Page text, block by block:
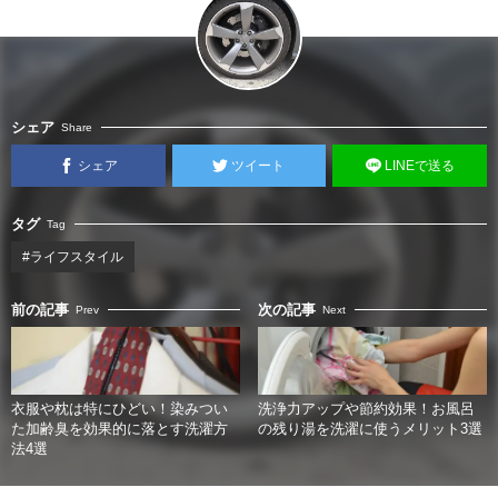
シェア Share
シェア ツイート LINEで送る
タグ Tag
#ライフスタイル
前の記事 Prev
衣服や枕は特にひどい！染みつい
た加齢臭を効果的に落とす洗濯方
法4選
次の記事 Next
洗浄力アップや節約効果！お風呂
の残り湯を洗濯に使うメリット3選